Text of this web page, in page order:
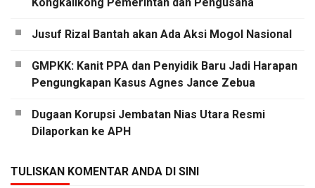
Jusuf Rizal Bantah akan Ada Aksi Mogol Nasional
GMPKK: Kanit PPA dan Penyidik Baru Jadi Harapan
Pengungkapan Kasus Agnes Jance Zebua
Dugaan Korupsi Jembatan Nias Utara Resmi
Dilaporkan ke APH
TULISKAN KOMENTAR ANDA DI SINI